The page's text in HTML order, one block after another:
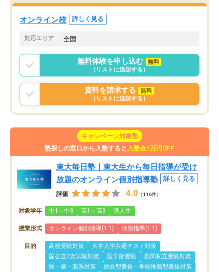
オンライン校 詳しく見る
対応エリア 全国
無料体験を申し込む
無料
（リストに追加する）
資料を請求する
無料
（リストに追加する）
キャンペーン対象塾
塾探しの窓口から入塾すると 入塾金1万円OFF
東大毎日塾｜東大生から毎日指導が受け
放題のオンライン個別指導塾
詳しく見る
評価 4.0 （116件）
対象学年 中1～中3 高1～高3 浪人生
授業形式 オンライン個別指導(1:1) 個別指導(1:1)
目的 高校受験対策
大学入学共通テスト対策
国公立2次試験対策
医学部受験
難関私立受験対策
医・歯・薬系対策
総合型選抜・学校推薦型選抜対策